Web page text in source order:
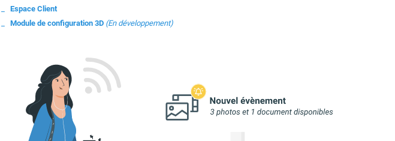
Espace Client
Module de configuration 3D (En développement)